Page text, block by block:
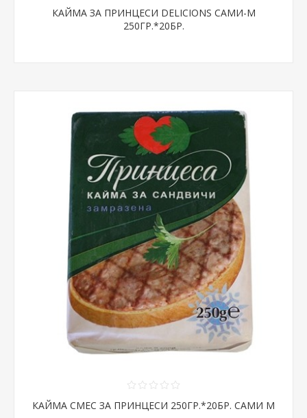
КАЙМА ЗА ПРИНЦЕСИ DELICIONS САМИ-М
250ГР.*20БР.
КАЙМА СМЕС ЗА ПРИНЦЕСИ 250ГР.*20БР. САМИ М